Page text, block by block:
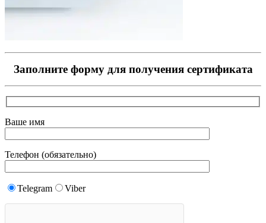
Заполните форму для получения сертификата
Ваше имя
Телефон (обязательно)
Telegram Viber